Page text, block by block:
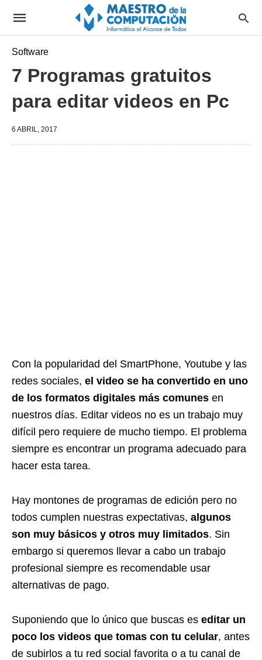
Software
7 Programas gratuitos
para editar videos en Pc
6 ABRIL, 2017
Con la popularidad del SmartPhone, Youtube y las
redes sociales, el video se ha convertido en uno
de los formatos digitales más comunes en
nuestros días. Editar videos no es un trabajo muy
difícil pero requiere de mucho tiempo. El problema
siempre es encontrar un programa adecuado para
hacer esta tarea.
Hay montones de programas de edición pero no
todos cumplen nuestras expectativas, algunos
son muy básicos y otros muy limitados. Sin
embargo si queremos llevar a cabo un trabajo
profesional siempre es recomendable usar
alternativas de pago.
Suponiendo que lo único que buscas es editar un
poco los videos que tomas con tu celular, antes
de subirlos a tu red social favorita o a tu canal de